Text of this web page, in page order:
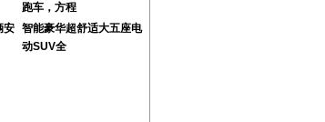
跑车，方程
安 智能豪华超舒适大五座电
动SUV全